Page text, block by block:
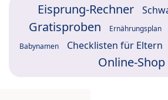
Eisprung-Rechner
Gratisproben Ernährungsplan
Babynamen Checklisten für Eltern
Online-Shop